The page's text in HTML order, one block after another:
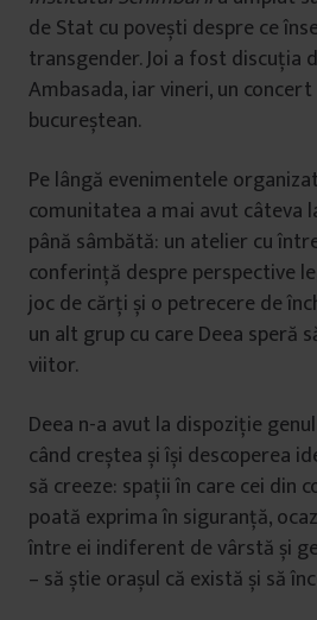
de Stat cu povești despre ce
transgender. Joi a fost discuția
Ambasada, iar vineri, un concert
bucureștean.
Pe lângă evenimentele
comunitatea a mai avut câteva
până sâmbătă: un atelier cu
conferință despre perspective
joc de cărți și o petrecere de
un alt grup cu care Deea speră
viitor.
Deea n-a avut la dispoziție
când creștea și își descoperea
să creeze: spații în care cei din
poată exprima în siguranță,
între ei indiferent de vârstă și
– să știe orașul că există și să